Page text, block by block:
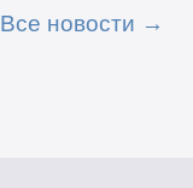
Все новости